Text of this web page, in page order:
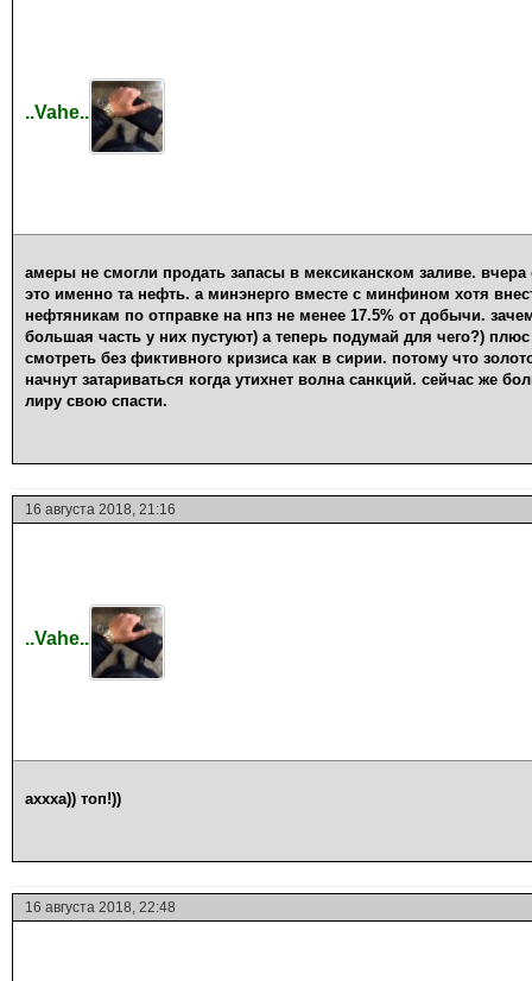
..Vahe..
амеры не смогли продать запасы в мексиканском заливе.
это именно та нефть. а минэнерго вместе с минфином хотя
нефтяникам по отправке на нпз не менее 17.5% от добычи.
большая часть у них пустуют) а теперь подумай для чего?)
смотреть без фиктивного кризиса как в сирии. потому что
начнут затариваться когда утихнет волна санкций. сейчас же
лиру свою спасти.
16 августа 2018, 21:16
..Vahe..
аххха)) топ!))
16 августа 2018, 22:48